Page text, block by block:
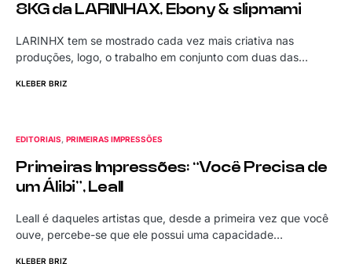
8KG da LARINHAX, Ebony & slipmami
LARINHX tem se mostrado cada vez mais criativa nas
produções, logo, o trabalho em conjunto com duas das…
KLEBER BRIZ
EDITORIAIS PRIMEIRAS IMPRESSÕES
Primeiras Impressões: “Você Precisa de
um Álibi”, Leall
Leall é daqueles artistas que, desde a primeira vez que você
ouve, percebe-se que ele possui uma capacidade…
KLEBER BRIZ